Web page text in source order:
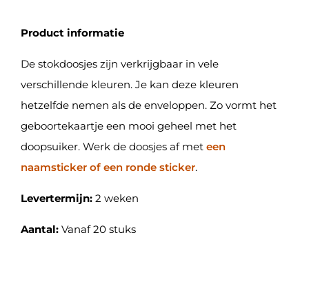
Product informatie
De stokdoosjes zijn verkrijgbaar in vele
verschillende kleuren. Je kan deze kleuren
hetzelfde nemen als de enveloppen. Zo vormt het
geboortekaartje een mooi geheel met het
doopsuiker. Werk de doosjes af met een
naamsticker of een ronde sticker.
Levertermijn: 2 weken
Aantal: Vanaf 20 stuks